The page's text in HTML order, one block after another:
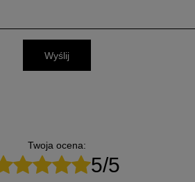
Wyślij
Twoja ocena:
5/5